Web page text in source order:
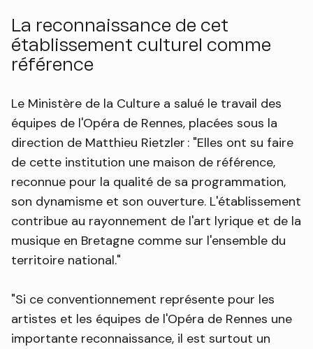
La reconnaissance de cet
établissement culturel comme
référence
Le Ministère de la Culture a salué le travail des
équipes de l'Opéra de Rennes, placées sous la
direction de Matthieu Rietzler : "Elles ont su faire
de cette institution une maison de référence,
reconnue pour la qualité de sa programmation,
son dynamisme et son ouverture. L'établissement
contribue au rayonnement de l'art lyrique et de la
musique en Bretagne comme sur l'ensemble du
territoire national."
"Si ce conventionnement représente pour les
artistes et les équipes de l'Opéra de Rennes une
importante reconnaissance, il est surtout un